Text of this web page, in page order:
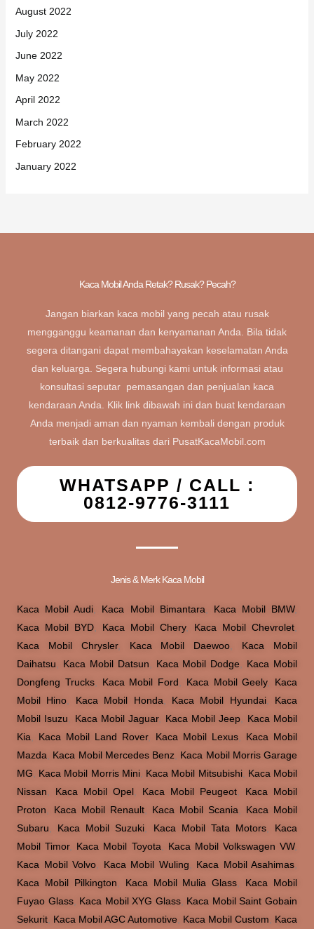
August 2022
July 2022
June 2022
May 2022
April 2022
March 2022
February 2022
January 2022
Kaca Mobil Anda Retak? Rusak? Pecah?
Jangan biarkan kaca mobil yang pecah atau rusak
mengganggu keamanan dan kenyamanan Anda. Bila tidak
segera ditangani dapat membahayakan keselamatan Anda
dan keluarga. Segera hubungi kami untuk informasi atau
konsultasi seputar pemasangan dan penjualan kaca
kendaraan Anda. Klik link dibawah ini dan buat kendaraan
Anda menjadi aman dan nyaman kembali dengan produk
terbaik dan berkualitas dari PusatKacaMobil.com
WHATSAPP / CALL :
0812-9776-3111
Jenis & Merk Kaca Mobil
Kaca Mobil Audi Kaca Mobil Bimantara Kaca Mobil BMW,
Kaca Mobil BYD
Kaca Mobil Chery, Kaca Mobil Chevrolet
Kaca Mobil Chrysler, Kaca Mobil Daewoo
Kaca Mobil
Daihatsu
Kaca Mobil Datsun Kaca Mobil Dodge
Kaca Mobil
Dongfeng Trucks, Kaca Mobil Ford Kaca Mobil Geely, Kaca
Mobil Hino
Kaca Mobil Honda Kaca Mobil Hyundai, Kaca
Mobil Isuzu
Kaca Mobil Jaguar, Kaca Mobil Jeep
Kaca Mobil
Kia
Kaca Mobil Land Rover, Kaca Mobil Lexus
Kaca Mobil
Mazda
Kaca Mobil Mercedes Benz Kaca Mobil Morris Garage
MG
Kaca Mobil Morris Mini, Kaca Mobil Mitsubishi, Kaca Mobil
Nissan
Kaca Mobil Opel Kaca Mobil Peugeot
Kaca Mobil
Proton
Kaca Mobil Renault Kaca Mobil Scania
Kaca Mobil
Subaru
Kaca Mobil Suzuki Kaca Mobil Tata Motors, Kaca
Mobil Timor, Kaca Mobil Toyota Kaca Mobil Volkswagen VW,
Kaca Mobil Volvo
Kaca Mobil Wuling Kaca Mobil Asahimas
Kaca Mobil Pilkington
Kaca Mobil Mulia Glass
Kaca Mobil
Fuyao Glass, Kaca Mobil XYG Glass, Kaca Mobil Saint Gobain
Sekurit Kaca Mobil AGC Automotive Kaca Mobil Custom Kaca